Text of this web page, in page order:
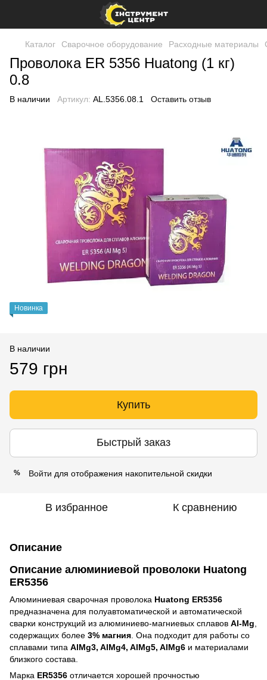
Каталог Сварочное оборудование Расходные материалы
Проволока ER 5356 Huatong (1 кг)
0.8
В наличии Артикул: AL.5356.08.1 Оставить отзыв
Новинка
В наличии
579 грн
Купить
Быстрый заказ
% Войти для отображения накопительной скидки
В избранное К сравнению
Описание
Описание алюминиевой проволоки Huatong
ER5356
Алюминиевая сварочная проволока Huatong ER5356
предназначена для полуавтоматической и автоматической
сварки конструкций из алюминиево-магниевых сплавов Al-Mg
содержащих более 3% магния . Она подходит для работы со
сплавами типа AlMg3, AlMg4, AlMg5, AlMg6 и материалами
близкого состава.
Марка ER5356 отличается хорошей прочностью